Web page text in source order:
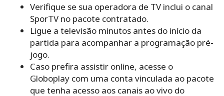
Verifique se sua operadora de TV inclui o canal
SporTV no pacote contratado.
Ligue a televisão minutos antes do início da
partida para acompanhar a programação pré-
jogo.
Caso prefira assistir online, acesse o
Globoplay com uma conta vinculada ao pacote
que tenha acesso aos canais ao vivo do